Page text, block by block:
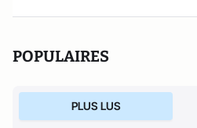
POPULAIRES
PLUS LUS